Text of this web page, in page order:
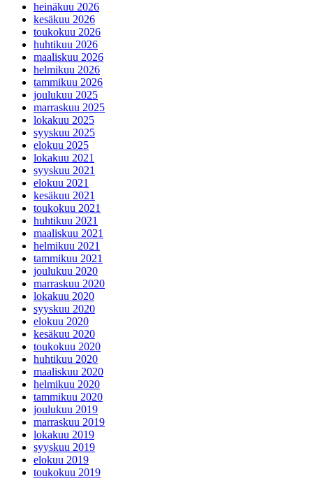
heinäkuu 2026
kesäkuu 2026
toukokuu 2026
huhtikuu 2026
maaliskuu 2026
helmikuu 2026
tammikuu 2026
joulukuu 2025
marraskuu 2025
lokakuu 2025
syyskuu 2025
elokuu 2025
lokakuu 2021
syyskuu 2021
elokuu 2021
kesäkuu 2021
toukokuu 2021
huhtikuu 2021
maaliskuu 2021
helmikuu 2021
tammikuu 2021
joulukuu 2020
marraskuu 2020
lokakuu 2020
syyskuu 2020
elokuu 2020
kesäkuu 2020
toukokuu 2020
huhtikuu 2020
maaliskuu 2020
helmikuu 2020
tammikuu 2020
joulukuu 2019
marraskuu 2019
lokakuu 2019
syyskuu 2019
elokuu 2019
toukokuu 2019